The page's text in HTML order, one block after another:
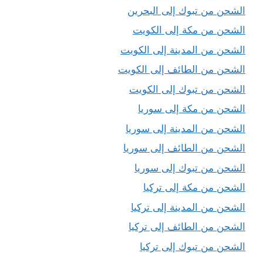
الشحن من تبوك إلى البحرين
الشحن من مكة إلى الكويت
الشحن من المدينة إلى الكويت
الشحن من الطائف إلى الكويت
الشحن من تبوك إلى الكويت
الشحن من مكة إلى سوريا
الشحن من المدينة إلى سوريا
الشحن من الطائف إلى سوريا
الشحن من تبوك إلى سوريا
الشحن من مكة إلى تركيا
الشحن من المدينة إلى تركيا
الشحن من الطائف إلى تركيا
الشحن من تبوك إلى تركيا